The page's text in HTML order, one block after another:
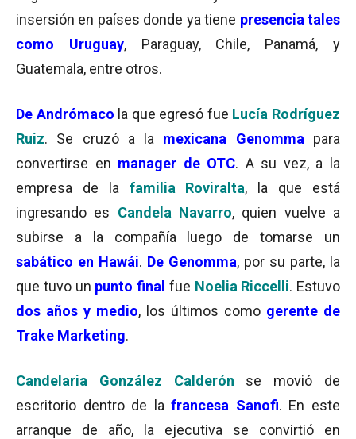
insersión en países donde ya tiene presencia tales
como Uruguay, Paraguay, Chile, Panamá, y
Guatemala, entre otros.
De Andrómaco la que egresó fue Lucía Rodríguez
Ruiz. Se cruzó a la mexicana Genomma para
convertirse en manager de OTC. A su vez, a la
empresa de la familia Roviralta, la que está
ingresando es Candela Navarro, quien vuelve a
subirse a la compañía luego de tomarse un
sabático en Hawái. De Genomma, por su parte, la
que tuvo un punto final fue Noelia Riccelli. Estuvo
dos años y medio, los últimos como gerente de
Trake Marketing.
Candelaria González Calderón se movió de
escritorio dentro de lafrancesa Sanofi. En este
arranque de año, la ejecutiva se convirtió en